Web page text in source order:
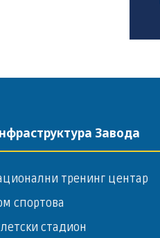
Завода
тренинг центар
спортова
стадион